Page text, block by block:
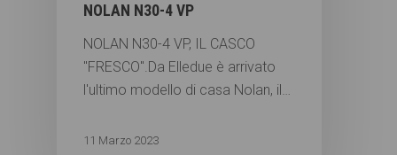
NOLAN N30-4 VP
NOLAN N30-4 VP, IL CASCO
"FRESCO".Da Elledue è arrivato
l'ultimo modello di casa Nolan, il…
11 Marzo 2023